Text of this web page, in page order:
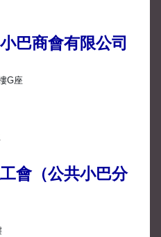
巴商會有限公司
G座
會（公共小巴分